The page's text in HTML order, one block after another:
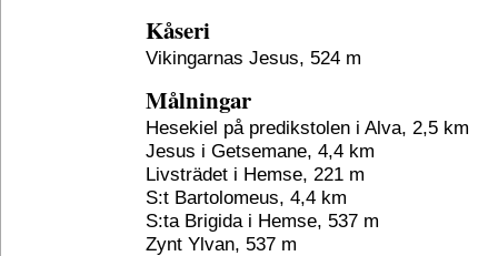
Kåseri
Vikingarnas Jesus, 524 m
Målningar
Hesekiel på predikstolen i Alva, 2,5 km
Jesus i Getsemane, 4,4 km
Livsträdet i Hemse, 221 m
S:t Bartolomeus, 4,4 km
S:ta Brigida i Hemse, 537 m
Zynt Ylvan, 537 m